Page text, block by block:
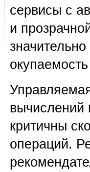
сервисы с
и
вычислений
критичны
операций.